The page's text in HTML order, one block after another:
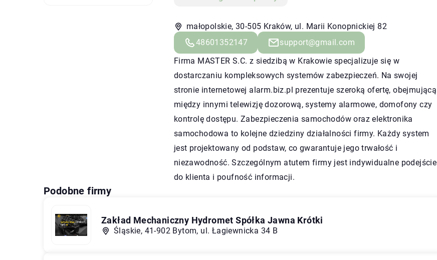
małopolskie, 30-505 Kraków, ul. Marii Konopnickiej 82
48601352147
support@gmail.com
Firma MASTER S.C. z siedzibą w Krakowie specjalizuje się w
dostarczaniu kompleksowych systemów zabezpieczeń. Na swojej
stronie internetowej alarm.biz.pl prezentuje szeroką ofertę, obejmującą
między innymi telewizję dozorową, systemy alarmowe, domofony czy
kontrolę dostępu. Zabezpieczenia samochodów oraz elektronika
samochodowa to kolejne dziedziny działalności firmy. Każdy system
jest projektowany od podstaw, co gwarantuje jego trwałość i
niezawodność. Szczególnym atutem firmy jest indywidualne podejście
do klienta i poufność informacji.
Podobne firmy
Zakład Mechaniczny Hydromet Spółka Jawna Krótki
Śląskie, 41-902 Bytom, ul. Łagiewnicka 34 B